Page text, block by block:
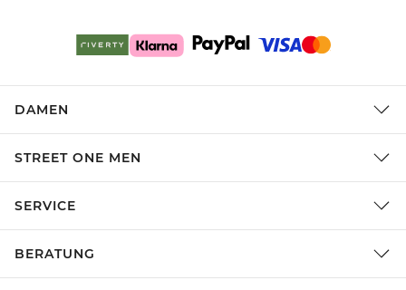
DAMEN
STREET ONE MEN
SERVICE
BERATUNG